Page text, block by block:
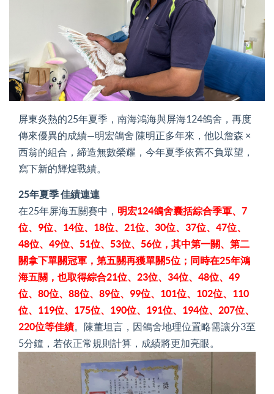
屏東炎熱的25年夏季，南海鴻海與屏海124鴿舍，再度
傳來優異的成績—明宏鴿舍 陳明正多年來，他以詹森 ×
西翁的組合，締造無數榮耀，今年夏季依舊不負眾望，
寫下新的輝煌戰績。
25年夏季 佳績連連
在25年屏海五關賽中， 明宏124鴿舍囊括綜合季軍、7
位、9位、14位、18位、21位、30位、37位、47位、
48位、49位、51位、53位、56位，其中第一關、第二
關拿下單關冠軍，第五關再獲單關5位；同時在25年鴻
海五關，也取得綜合21位、23位、34位、48位、49
位、80位、88位、89位、99位、101位、102位、110
位、119位、175位、190位、191位、194位、207位、
220位等佳績。陳董坦言，因鴿舍地理位置略需讓分3至
5分鐘，若依正常規則計算，成績將更加亮眼。